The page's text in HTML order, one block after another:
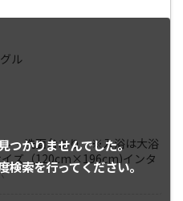
つかりませんでした。
検索を行ってください。
ル
・洗面台あり ※入浴は大浴
ズ（120cm×196cm)インタ